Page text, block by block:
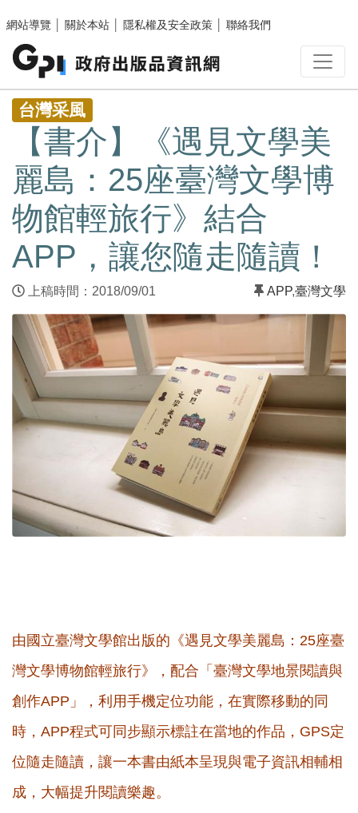
網站導覽
關於本站 隱私權及安全政策 聯絡我們
:::
台灣采風
【書介】《遇見文學美
麗島：25座臺灣文學博
物館輕旅行》結合
APP，讓您隨走隨讀！
上稿時間：2018/09/01 APP,臺灣文學
由國立臺灣文學館出版的《遇見文學美麗島：25座臺
灣文學博物館輕旅行》，配合「臺灣文學地景閱讀與
創作APP」，利用手機定位功能，在實際移動的同
時，APP程式可同步顯示標註在當地的作品， GPS定
位隨走隨讀，讓一本書由紙本呈現與電子資訊相輔相
成，大幅提升閱讀樂趣。